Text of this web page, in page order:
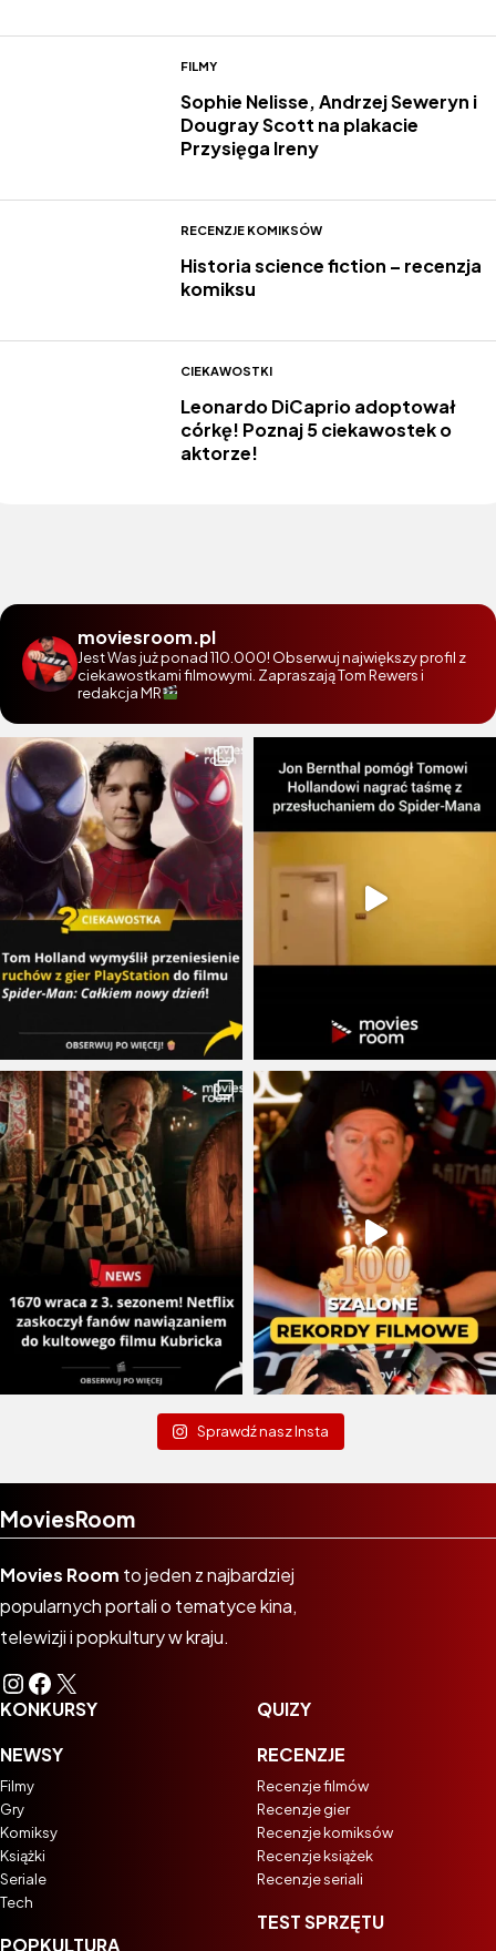
FILMY
Sophie Nelisse, Andrzej Seweryn i
Dougray Scott na plakacie
Przysięga Ireny
RECENZJE KOMIKSÓW
Historia science fiction – recenzja
komiksu
CIEKAWOSTKI
Leonardo DiCaprio adoptował
córkę! Poznaj 5 ciekawostek o
aktorze!
moviesroom.pl
Jest Was już ponad 110.000! Obserwuj największy profil z
ciekawostkami filmowymi. Zapraszają Tom Rewers i
redakcja MR
Sprawdź nasz Insta
MoviesRoom
Movies Room to jeden z najbardziej
popularnych portali o tematyce kina,
telewizji i popkultury w kraju.
Instagram
Facebook
X
KONKURSY
NEWSY
Filmy
Gry
Komiksy
Książki
Seriale
Tech
POPKULTURA
QUIZY
RECENZJE
Recenzje filmów
Recenzje gier
Recenzje komiksów
Recenzje książek
Recenzje seriali
TEST SPRZĘTU